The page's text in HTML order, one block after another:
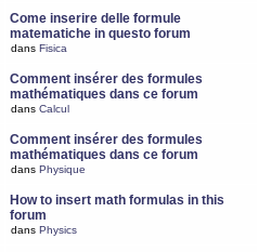
Come inserire delle formule
matematiche in questo forum
dans Fisica
Comment insérer des formules
mathématiques dans ce forum
dans Calcul
Comment insérer des formules
mathématiques dans ce forum
dans Physique
How to insert math formulas in this
forum
dans Physics